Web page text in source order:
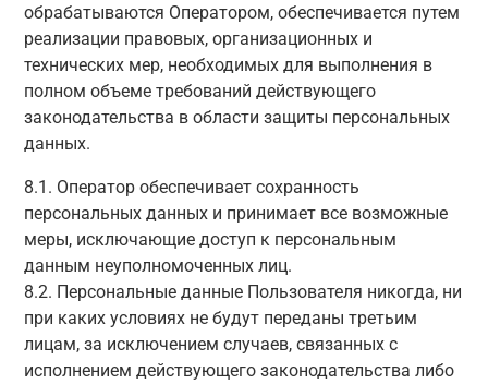
обрабатываются Оператором, обеспечивается путем
реализации правовых, организационных и
технических мер, необходимых для выполнения в
полном объеме требований действующего
законодательства в области защиты персональных
данных.
8.1. Оператор обеспечивает сохранность
персональных данных и принимает все возможные
меры, исключающие доступ к персональным
данным неуполномоченных лиц.
8.2. Персональные данные Пользователя никогда, ни
при каких условиях не будут переданы третьим
лицам, за исключением случаев, связанных с
исполнением действующего законодательства либо